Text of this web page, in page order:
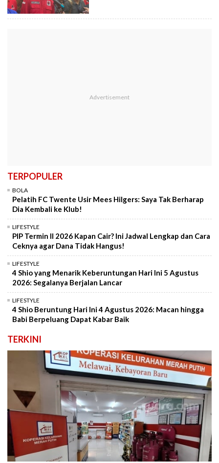
TERPOPULER
BOLA
Pelatih FC Twente Usir Mees Hilgers: Saya Tak Berharap
Dia Kembali ke Klub!
LIFESTYLE
PIP Termin II 2026 Kapan Cair? Ini Jadwal Lengkap dan Cara
Ceknya agar Dana Tidak Hangus!
LIFESTYLE
4 Shio yang Menarik Keberuntungan Hari Ini 5 Agustus
2026: Segalanya Berjalan Lancar
LIFESTYLE
4 Shio Beruntung Hari Ini 4 Agustus 2026: Macan hingga
Babi Berpeluang Dapat Kabar Baik
TERKINI